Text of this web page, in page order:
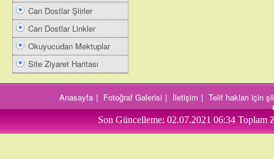
Can Dostlar Şiirler
Can Dostlar Linkler
Okuyucudan Mektuplar
Site Ziyaret Haritası
Anasayfa | Fotoğraf Galerisi | İletişim | Telif hakları için
Son Güncelleme: 02.07.2021 06:34 Toplam